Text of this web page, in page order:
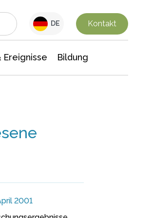
DE Kontakt
Ereignisse Bildung
2001